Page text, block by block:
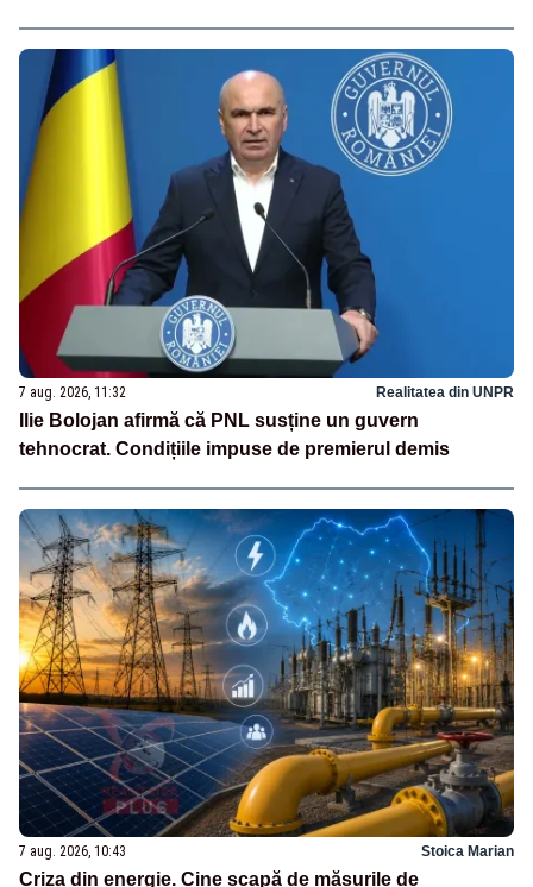
7 aug. 2026, 11:32 Realitatea din UNPR
Ilie Bolojan afirmă că PNL susține un guvern
tehnocrat. Condițiile impuse de premierul demis
7 aug. 2026, 10:43 Stoica Marian
Criza din energie. Cine scapă de măsurile de